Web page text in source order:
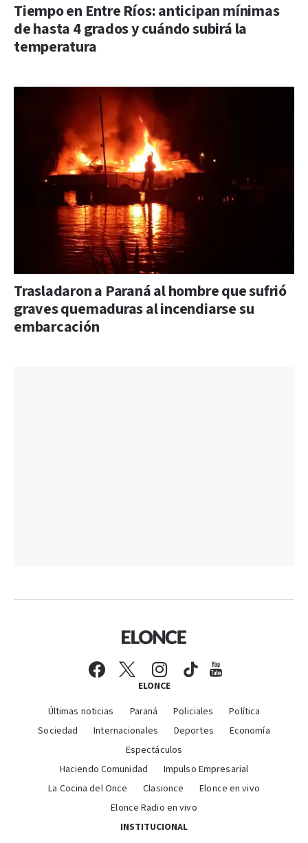
Tiempo en Entre Ríos: anticipan mínimas
de hasta 4 grados y cuándo subirá la
temperatura
Trasladaron a Paraná al hombre que sufrió
graves quemaduras al incendiarse su
embarcación
ELONCE
Últimas noticias Paraná Policiales
Política
Sociedad
Internacionales Deportes
Economía
Espectáculos
Haciendo Comunidad
Impulso Empresarial
La Cocina del Once
Clasionce
Elonce en vivo
Elonce Radio en vivo
INSTITUCIONAL